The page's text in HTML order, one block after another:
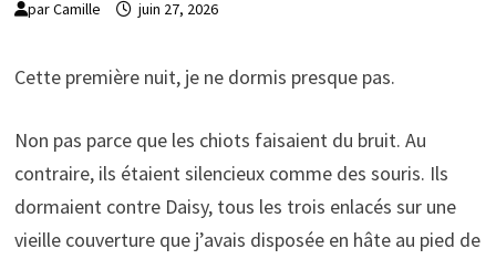
parCamille juin 27, 2026
Cette première nuit, je ne dormis presque pas.
Non pas parce que les chiots faisaient du bruit. Au
contraire, ils étaient silencieux comme des souris. Ils
dormaient contre Daisy, tous les trois enlacés sur une
vieille couverture que j’avais disposée en hâte au pied de